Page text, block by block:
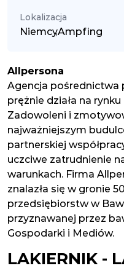
Lokalizacja
Niemcy,Ampfing
Allpersona
Agencja pośrednictwa
prężnie działa na
Zadowoleni i
najważniejszym
partnerskiej
uczciwe zatrudnienie
warunkach. Firma
znalazła się w gronie
przedsiębiorstw w
przyznawanej przez
Gospodarki i Mediów.
LAKIERNIK -